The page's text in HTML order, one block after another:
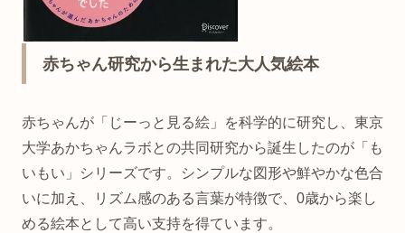
赤ちゃん研究から生まれた大人気絵本
赤ちゃんが「じーっと見る絵」を科学的に研究し、東京
大学あかちゃんラボとの共同研究から誕生したのが「も
いもい」シリーズです。シンプルな図形や鮮やかな色合
いに加え、リズム感のある言葉が特徴で、0歳から楽し
める絵本として高い支持を得ています。